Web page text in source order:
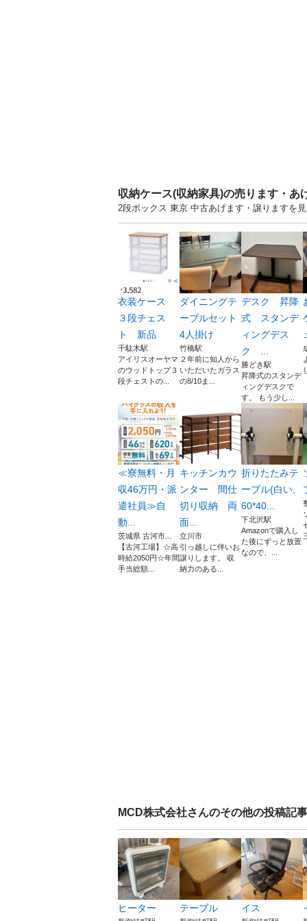
収納ケース(収納家具)の売ります・あ
2段ボックス 東京 中古あげます・譲りますを
衣装ケース
３段チェス
ト 新品
千駄木駅
アイリスオーヤマ
のウッドトップ３
段チェストの...
ダイニングテ
ーブルセット
4人掛け
竹橋駅
２年前に知人から
いただいたガラス
の8/10ま...
デスク 昇降
式 スタンデ
ィングデス
ク ...
勝どき駅
昇降式のスタンデ
ィングデスクで
す。 もう少し...
≪寮無料・月
収46万円・派
遣社員≫自
動...
茨城県 古河市...
【古河工場】☆高
時給2050円☆年間
手当総額...
キッチンカウ
ンター 間仕
切り収納 両
面...
立川市
引っ越しに伴いお
譲りします。 収
納力のある...
折りたたみテ
ーブル(白い,
60*40...
下北沢駅
Amazonで購入し
た後にずっと放置
なので、...
MCD株式会社さんのその他の投稿記事
ヒーター テーブル イス